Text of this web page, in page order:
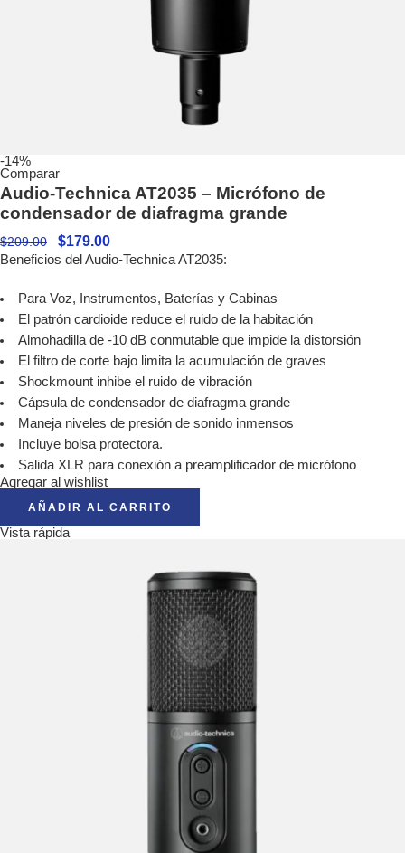
-14%
Comparar
Audio-Technica AT2035 – Micrófono de
condensador de diafragma grande
$209.00 $179.00
Beneficios del Audio-Technica AT2035:
Para Voz, Instrumentos, Baterías y Cabinas
El patrón cardioide reduce el ruido de la habitación
Almohadilla de -10 dB conmutable que impide la distorsión
El filtro de corte bajo limita la acumulación de graves
Shockmount inhibe el ruido de vibración
Cápsula de condensador de diafragma grande
Maneja niveles de presión de sonido inmensos
Incluye bolsa protectora.
Salida XLR para conexión a preamplificador de micrófono
Agregar al wishlist
AÑADIR AL CARRITO
Vista rápida